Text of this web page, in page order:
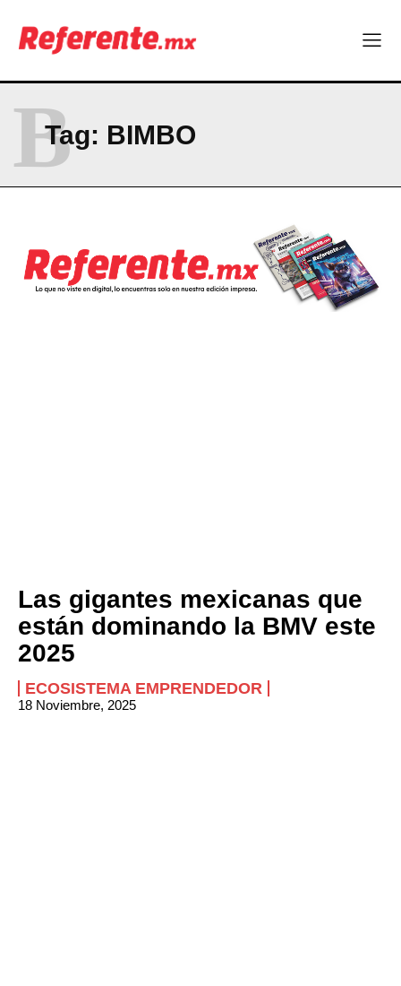
Tag: BIMBO
B
Las gigantes mexicanas que
están dominando la BMV este
2025
ECOSISTEMA EMPRENDEDOR
18 Noviembre, 2025